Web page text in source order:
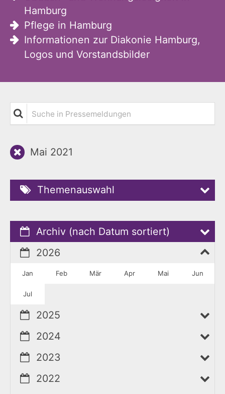
Hamburg
Pflege in Hamburg
Informationen zur Diakonie Hamburg,
Logos und Vorstandsbilder
Suche in Pressemeldungen
Mai 2021
Themenauswahl
Archiv (nach Datum sortiert)
2026
Jan Feb Mär Apr Mai Jun
Jul
2025
2024
2023
2022